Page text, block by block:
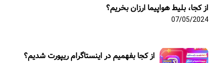
از کجا، بلیط هواپیما ارزان بخریم؟
07/05/2024
از کجا بفهمیم در اینستاگرام ریپورت شدیم؟